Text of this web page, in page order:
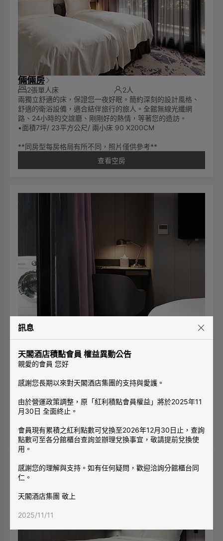
倆倆房
2張單人床
2人
兩獨立舒適的床，保證您一夜好眠。簡約深刻的設計風格、
舒適的衛浴設備，適合結伴旅行的旅人。全館無線光纖網
路、24小時的交誼廳、剛剛好的熱情，等著您的造訪。
•面積7坪/ 23平方公尺/ 兩小床 90 X200CM
**同房型每房格局有所不同，照片僅供參考**
查看空房
1張雙人床
2人
房內一應俱全的設施適合長時間停留或重視隱私的您，無線
合您休憩、充電的空間。
**同房型每房格局有所不同，照片僅供參考**
查看空房
訊息
天閣酒店積點會員 權益異動公告
親愛的會員 您好
感謝您長期以來對天閣酒店集團的支持與愛護。
由於營運政策調整，原「紅利積點會員權益」將於2025年11
月30日 全面終止。
會員現有累積之紅利點數可兌換至2026年12月30日止，查詢
點數可至各分館櫃台查詢並辦理兌換事宜，敬請提前兌換使
用。
感謝您的理解與支持。如有任何疑問，歡迎洽詢分館櫃台同
仁。
天閣酒店集團 敬上
2025/11/11